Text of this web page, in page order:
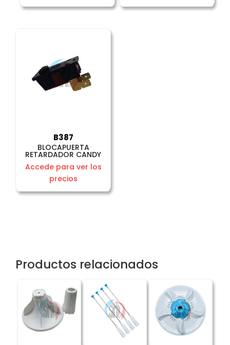
B387
BLOCAPUERTA
RETARDADOR CANDY
Accede para ver los
precios
Productos relacionados